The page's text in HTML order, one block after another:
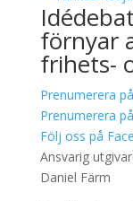
förnyar
frihets-
Prenumerera
Prenumerera
Följ oss på
Ansvarig
Daniel Färm